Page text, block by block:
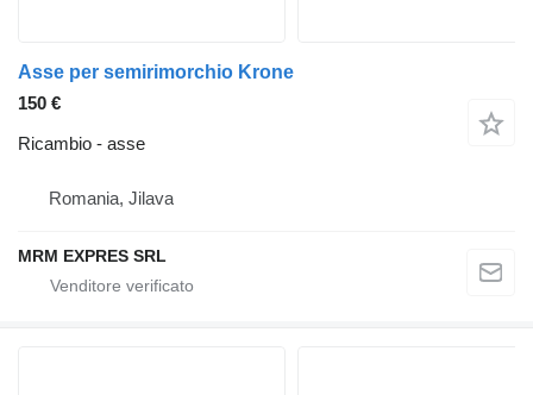
Asse per semirimorchio Krone
150 €
Ricambio - asse
Romania, Jilava
MRM EXPRES SRL